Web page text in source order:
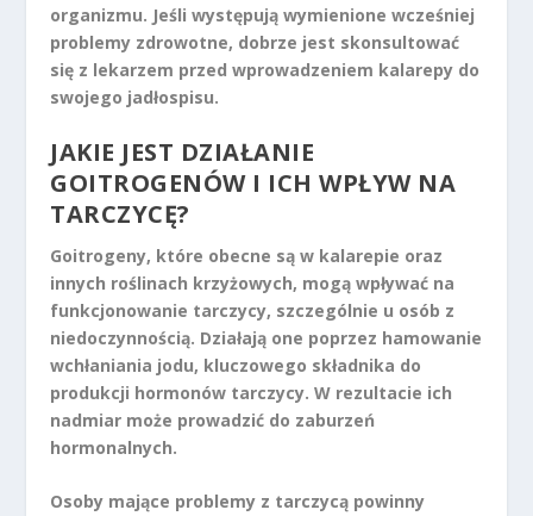
organizmu. Jeśli występują wymienione wcześniej
problemy zdrowotne, dobrze jest skonsultować
się z lekarzem przed wprowadzeniem kalarepy do
swojego jadłospisu.
JAKIE JEST DZIAŁANIE
GOITROGENÓW I ICH WPŁYW NA
TARCZYCĘ?
Goitrogeny, które obecne są w kalarepie oraz
innych roślinach krzyżowych, mogą wpływać na
funkcjonowanie tarczycy, szczególnie u osób z
niedoczynnością. Działają one poprzez hamowanie
wchłaniania jodu, kluczowego składnika do
produkcji hormonów tarczycy. W rezultacie ich
nadmiar może prowadzić do zaburzeń
hormonalnych.
Osoby mające problemy z tarczycą powinny